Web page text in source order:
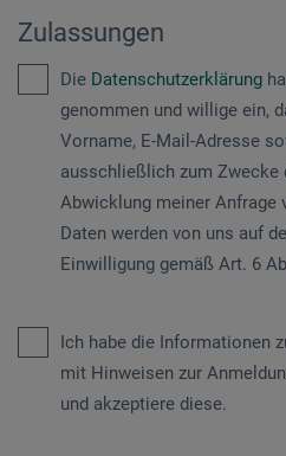
Zulassungen
Die Datenschutzerklärung
genommen und willige ein,
Vorname, E-Mail-Adresse
ausschließlich zum Zwecke
Abwicklung meiner Anfrage
Daten werden von uns auf
Einwilligung gemäß Art. 6
Ich habe die Informationen
mit Hinweisen zur
und akzeptiere diese.